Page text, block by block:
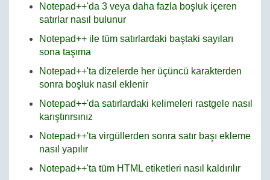
Notepad++'da 3 veya daha fazla boşluk içeren
satırlar nasıl bulunur
Notepad++ ile tüm satırlardaki baştaki sayıları
sona taşıma
Notepad++'ta dizelerde her üçüncü karakterden
sonra boşluk nasıl eklenir
Notepad++'da satırlardaki kelimeleri rastgele nasıl
karıştırırsınız
Notepad++'ta virgüllerden sonra satır başı ekleme
nasıl yapılır
Notepad++'ta tüm HTML etiketleri nasıl kaldırılır